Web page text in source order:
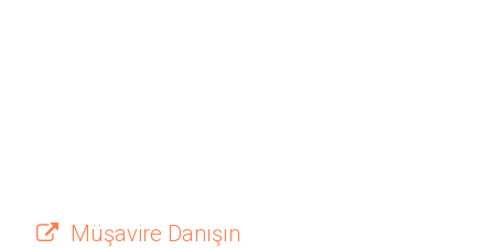
Müşavire Danışın